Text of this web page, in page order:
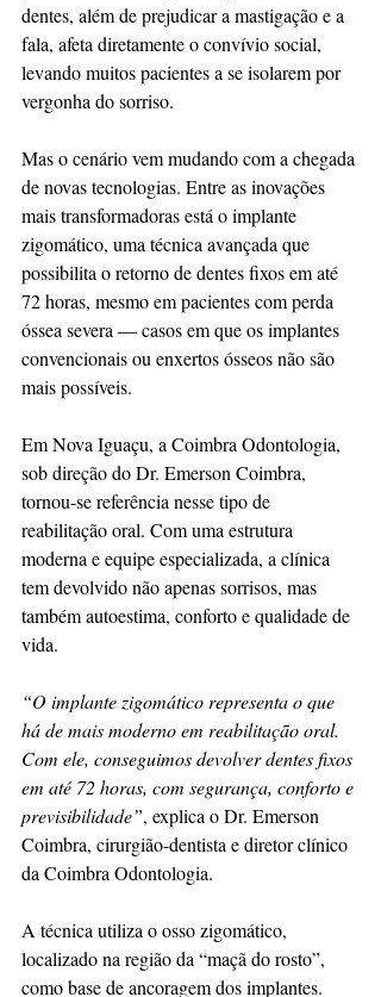
dentes, além de prejudicar a mastigação e a
fala, afeta diretamente o convívio social,
levando muitos pacientes a se isolarem por
vergonha do sorriso.
Mas o cenário vem mudando com a chegada
de novas tecnologias. Entre as inovações
mais transformadoras está o implante
zigomático, uma técnica avançada que
possibilita o retorno de dentes fixos em até
72 horas, mesmo em pacientes com perda
óssea severa — casos em que os implantes
convencionais ou enxertos ósseos não são
mais possíveis.
Em Nova Iguaçu, a Coimbra Odontologia,
sob direção do Dr. Emerson Coimbra,
tornou-se referência nesse tipo de
reabilitação oral. Com uma estrutura
moderna e equipe especializada, a clínica
tem devolvido não apenas sorrisos, mas
também autoestima, conforto e qualidade de
vida.
“O implante zigomático representa o que
há de mais moderno em reabilitação oral.
Com ele, conseguimos devolver dentes fixos
em até 72 horas, com segurança, conforto e
previsibilidade”, explica o Dr. Emerson
Coimbra, cirurgião-dentista e diretor clínico
da Coimbra Odontologia.
A técnica utiliza o osso zigomático,
localizado na região da “maçã do rosto”,
como base de ancoragem dos implantes.